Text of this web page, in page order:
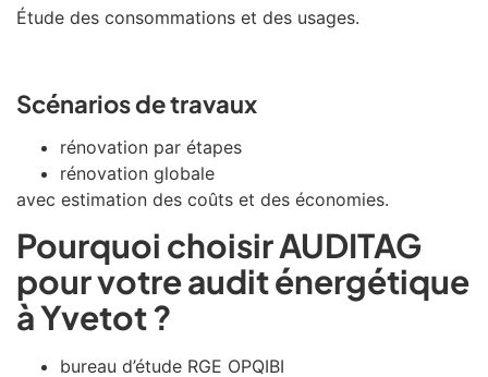
Étude des consommations et des usages.
Scénarios de travaux
rénovation par étapes
rénovation globale
avec estimation des coûts et des économies.
Pourquoi choisir AUDITAG
pour votre audit énergétique
à Yvetot ?
bureau d’étude RGE OPQIBI